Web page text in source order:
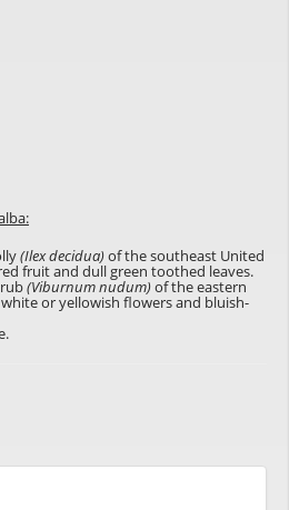
(Ilex decidua)of the southeast United
fruit and dull green toothed leaves.
(Viburnum nudum)of the eastern
or yellowish flowers and bluish-
.